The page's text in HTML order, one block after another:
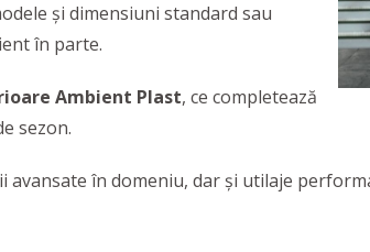
și dimensiuni standard sau
în parte.
Ambient Plast, ce completează
sezon.
în domeniu, dar și utilaje